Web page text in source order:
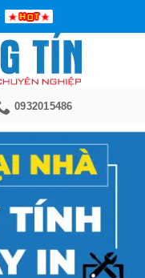
0932015486